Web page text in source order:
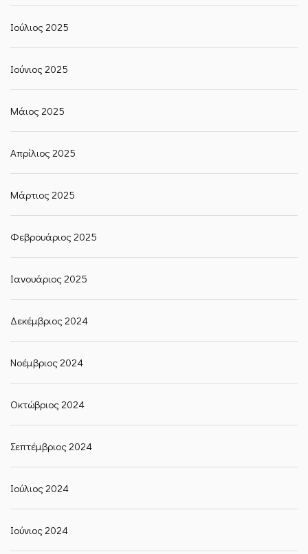
Ιούλιος 2025
Ιούνιος 2025
Μάιος 2025
Απρίλιος 2025
Μάρτιος 2025
Φεβρουάριος 2025
Ιανουάριος 2025
Δεκέμβριος 2024
Νοέμβριος 2024
Οκτώβριος 2024
Σεπτέμβριος 2024
Ιούλιος 2024
Ιούνιος 2024